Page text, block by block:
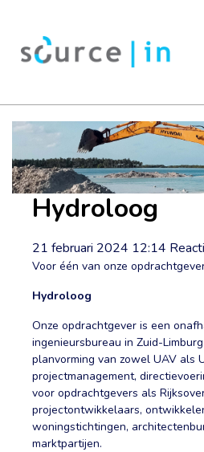
Hydroloog
21 februari 2024 12:14
Voor één van onze
Hydroloog
Onze opdrachtgever is een
ingenieursbureau in Zuid-
planvorming van zowel UAV als
projectmanagement,
voor opdrachtgevers als
projectontwikkelaars,
woningstichtingen,
marktpartijen.